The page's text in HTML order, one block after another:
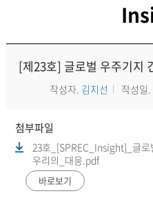
[제23호] 글로벌 우주기지
작성자. 김지선 작성일
첨부파일
23호_[SPREC_Insight]_글로
우리의_대응.pdf
바로보기